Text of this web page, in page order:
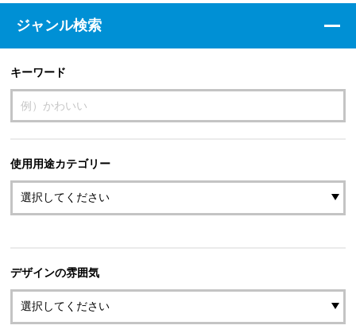
ジャンル検索
キーワード
使用用途カテゴリー
デザインの雰囲気